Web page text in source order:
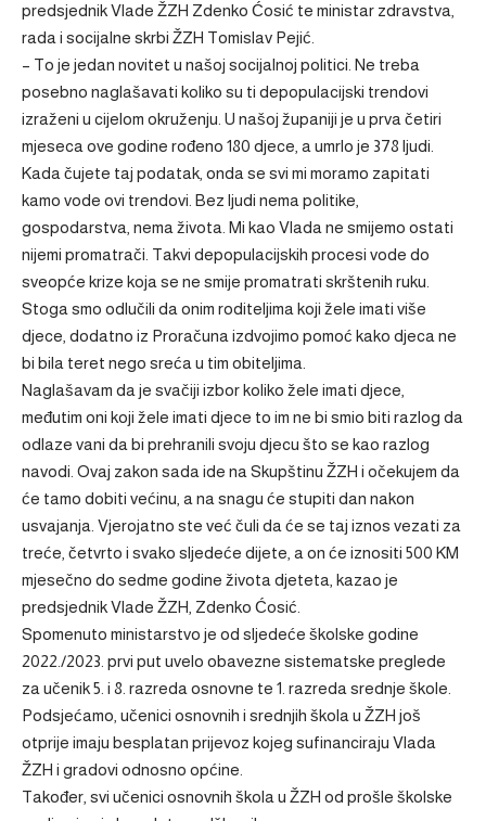
predsjednik Vlade ŽZH Zdenko Ćosić te ministar zdravstva,
rada i socijalne skrbi ŽZH Tomislav Pejić.
– To je jedan novitet u našoj socijalnoj politici. Ne treba
posebno naglašavati koliko su ti depopulacijski trendovi
izraženi u cijelom okruženju. U našoj županiji je u prva četiri
mjeseca ove godine rođeno 180 djece, a umrlo je 378 ljudi.
Kada čujete taj podatak, onda se svi mi moramo zapitati
kamo vode ovi trendovi. Bez ljudi nema politike,
gospodarstva, nema života. Mi kao Vlada ne smijemo ostati
nijemi promatrači. Takvi depopulacijskih procesi vode do
sveopće krize koja se ne smije promatrati skrštenih ruku.
Stoga smo odlučili da onim roditeljima koji žele imati više
djece, dodatno iz Proračuna izdvojimo pomoć kako djeca ne
bi bila teret nego sreća u tim obiteljima.
Naglašavam da je svačiji izbor koliko žele imati djece,
međutim oni koji žele imati djece to im ne bi smio biti razlog da
odlaze vani da bi prehranili svoju djecu što se kao razlog
navodi. Ovaj zakon sada ide na Skupštinu ŽZH i očekujem da
će tamo dobiti većinu, a na snagu će stupiti dan nakon
usvajanja. Vjerojatno ste već čuli da će se taj iznos vezati za
treće, četvrto i svako sljedeće dijete, a on će iznositi 500 KM
mjesečno do sedme godine života djeteta, kazao je
predsjednik Vlade ŽZH, Zdenko Ćosić.
Spomenuto ministarstvo je od sljedeće školske godine
2022./2023. prvi put uvelo obavezne sistematske preglede
za učenik 5. i 8. razreda osnovne te 1. razreda srednje škole.
Podsjećamo, učenici osnovnih i srednjih škola u ŽZH još
otprije imaju besplatan prijevoz kojeg sufinanciraju Vlada
ŽZH i gradovi odnosno općine.
Također, svi učenici osnovnih škola u ŽZH od prošle školske